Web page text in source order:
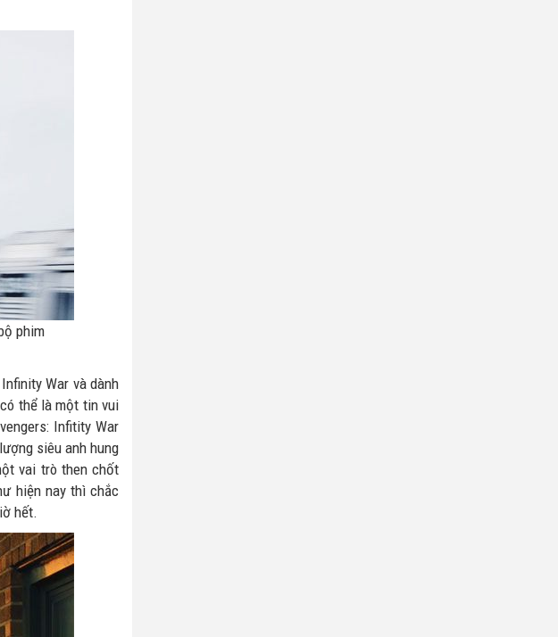
phim
War và dành
thể là một tin vui
Infitity War
siêu anh hung
vai trò then chốt
hiện nay thì chắc
hết.